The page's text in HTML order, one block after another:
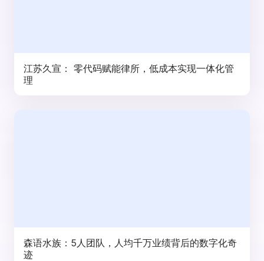
江苏久宣： 零代码赋能律所，低成本实现一体化管
理
森语水族：5人团队，人均千万业绩背后的数字化奇
迹